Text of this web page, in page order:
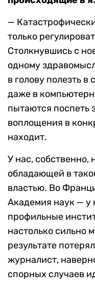
—
только
Столкнувшись с
одному
в голову полезть
даже в
пытаются поспеть
воплощения в
находит.
У нас, собственно,
обладающей в
властью. Во
Академия наук — у
профильные
настолько сильно
результате
журналист,
спорных случаев